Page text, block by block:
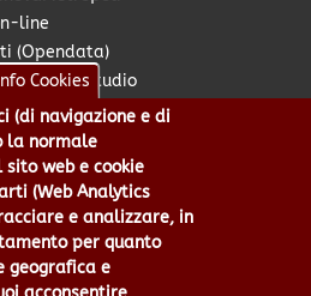
line
(Opendata)
allo Studio
Metropolitano
Appaltante
istanze online
Info Cookies
(di navigazione e di
la normale
web e cookie
(Web Analytics
e analizzare, in
per quanto
geografica e